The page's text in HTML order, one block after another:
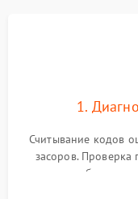
1.
Считывание кодов
засоров. Проверка
жалоб на